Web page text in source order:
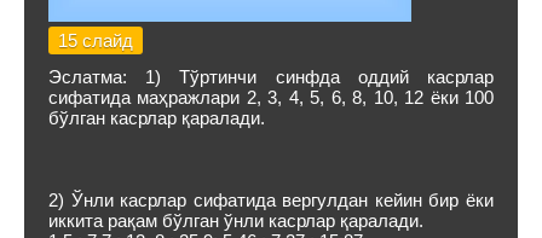
15 слайд
Эслатма: 1) Тўртинчи синфда оддий касрлар
сифатида маҳражлари 2, 3, 4, 5, 6, 8, 10, 12 ёки 100
бўлган касрлар қаралади.
2) Ўнли касрлар сифатида вергулдан кейин бир ёки
иккита рақам бўлган ўнли касрлар қаралади.